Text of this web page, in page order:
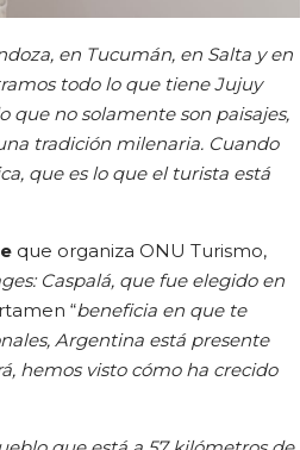
en Tucumán, en Salta y en
todo lo que tiene Jujuy
que no solamente son paisajes,
tradición milenaria. Cuando
que es lo que el turista está
que organiza ONU Turismo,
Caspalá, que fue elegido en
“beneficia en que te
Argentina está presente
hemos visto cómo ha crecido